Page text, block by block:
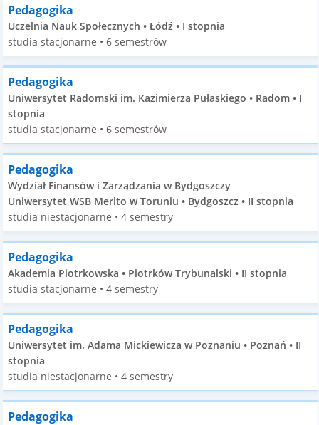
Pedagogika
Uczelnia Nauk Społecznych • Łódź • I stopnia
studia stacjonarne • 6 semestrów
Pedagogika
Uniwersytet Radomski im. Kazimierza Pułaskiego • Radom • I
stopnia
studia stacjonarne • 6 semestrów
Pedagogika
Wydział Finansów i Zarządzania w Bydgoszczy
Uniwersytet WSB Merito w Toruniu • Bydgoszcz • II stopnia
studia niestacjonarne • 4 semestry
Pedagogika
Akademia Piotrkowska • Piotrków Trybunalski • II stopnia
studia stacjonarne • 4 semestry
Pedagogika
Uniwersytet im. Adama Mickiewicza w Poznaniu • Poznań • II
stopnia
studia niestacjonarne • 4 semestry
Pedagogika